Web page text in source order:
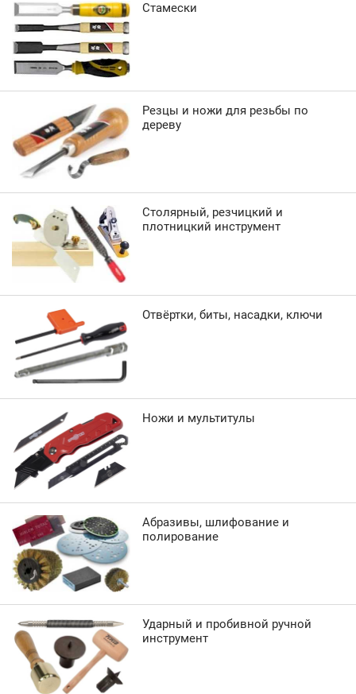
Стамески
Резцы и ножи для резьбы по
дереву
Столярный, резчицкий и
плотницкий инструмент
Отвёртки, биты, насадки, ключи
Ножи и мультитулы
Абразивы, шлифование и
полирование
Ударный и пробивной ручной
инструмент